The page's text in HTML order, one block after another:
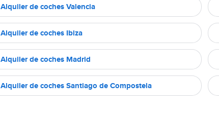
Alquiler de coches Valencia
Alquiler de coches Ibiza
Alquiler de coches Madrid
Alquiler de coches Santiago de Compostela